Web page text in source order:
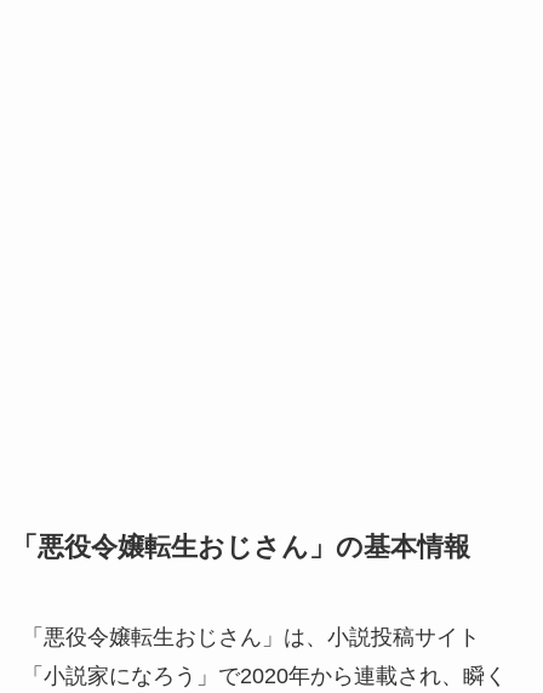
「悪役令嬢転生おじさん」の基本情報
「悪役令嬢転生おじさん」は、小説投稿サイト
「小説家になろう」で2020年から連載され、瞬く